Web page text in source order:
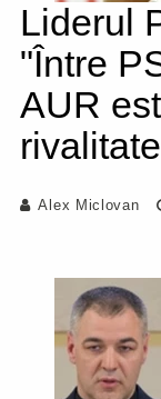
Liderul
"Între
AUR
Alex Miclovan